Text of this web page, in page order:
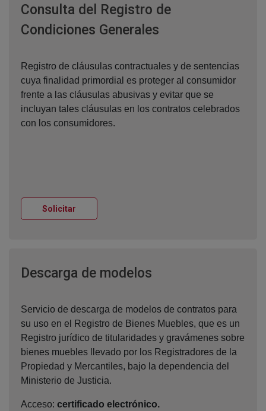
Consulta del Registro de
Condiciones Generales
Registro de cláusulas contractuales y de sentencias
cuya finalidad primordial es proteger al consumidor
frente a las cláusulas abusivas y evitar que se
incluyan tales cláusulas en los contratos celebrados
con los consumidores.
Solicitar
Descarga de modelos
Servicio de descarga de modelos de contratos para
su uso en el Registro de Bienes Muebles, que es un
Registro jurídico de titularidades y gravámenes sobre
bienes muebles llevado por los Registradores de la
Propiedad y Mercantiles, bajo la dependencia del
Ministerio de Justicia.
Acceso: certificado electrónico.